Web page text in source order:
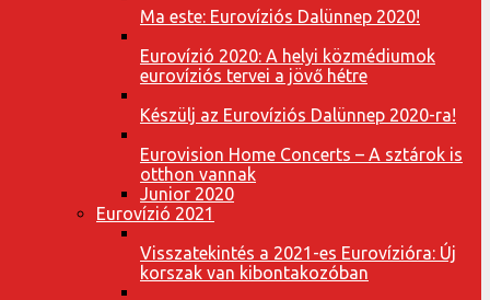
Ma este: Eurovíziós Dalünnep 2020!
Eurovízió 2020: A helyi közmédiumok
eurovíziós tervei a jövő hétre
Készülj az Eurovíziós Dalünnep 2020-ra!
Eurovision Home Concerts – A sztárok is
otthon vannak
Junior 2020
Eurovízió 2021
Visszatekintés a 2021-es Eurovízióra: Új
korszak van kibontakozóban